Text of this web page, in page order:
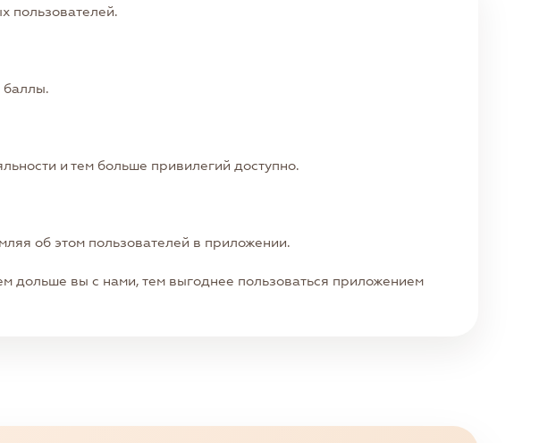
пользователей.
баллы.
и тем больше привилегий доступно.
об этом пользователей в приложении.
дольше вы с нами, тем выгоднее пользоваться приложением